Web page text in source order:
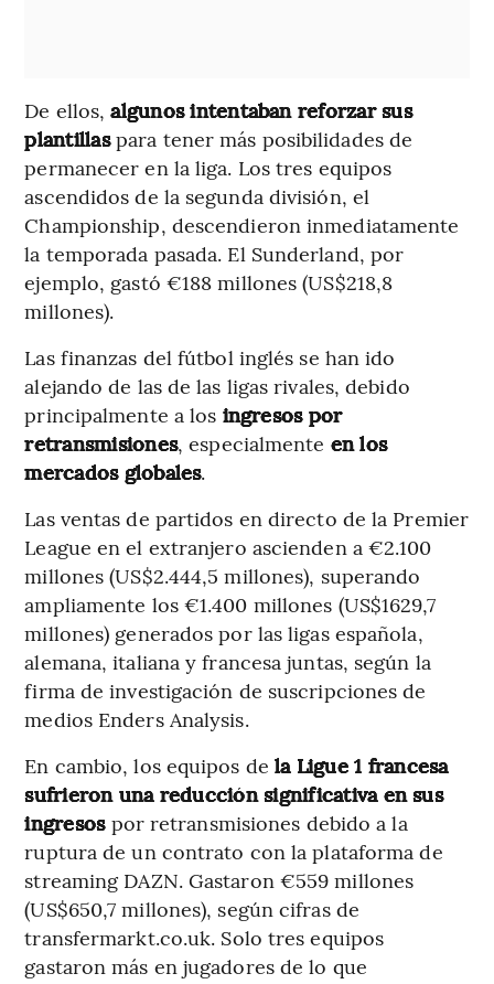
De ellos,algunos intentaban reforzar sus
plantillaspara tener más posibilidades de
permanecer en la liga. Los tres equipos
ascendidos de la segunda división, el
Championship, descendieron inmediatamente
la temporada pasada. El Sunderland, por
ejemplo, gastó €188 millones (US$218,8
millones).
Las finanzas del fútbol inglés se han ido
alejando de las de las ligas rivales, debido
principalmente a los ingresos por
retransmisiones, especialmente en los
mercados globales.
Las ventas de partidos en directo de la Premier
League en el extranjero ascienden a €2.100
millones (US$2.444,5 millones), superando
ampliamente los €1.400 millones (US$1629,7
millones) generados por las ligas española,
alemana, italiana y francesa juntas, según la
firma de investigación de suscripciones de
medios Enders Analysis.
En cambio, los equipos de la Ligue 1 francesa
sufrieron una reducción significativa en sus
ingresos por retransmisiones debido a la
ruptura de un contrato con la plataforma de
streaming DAZN. Gastaron €559 millones
(US$650,7 millones), según cifras de
transfermarkt.co.uk. Solo tres equipos
gastaron más en jugadores de lo que